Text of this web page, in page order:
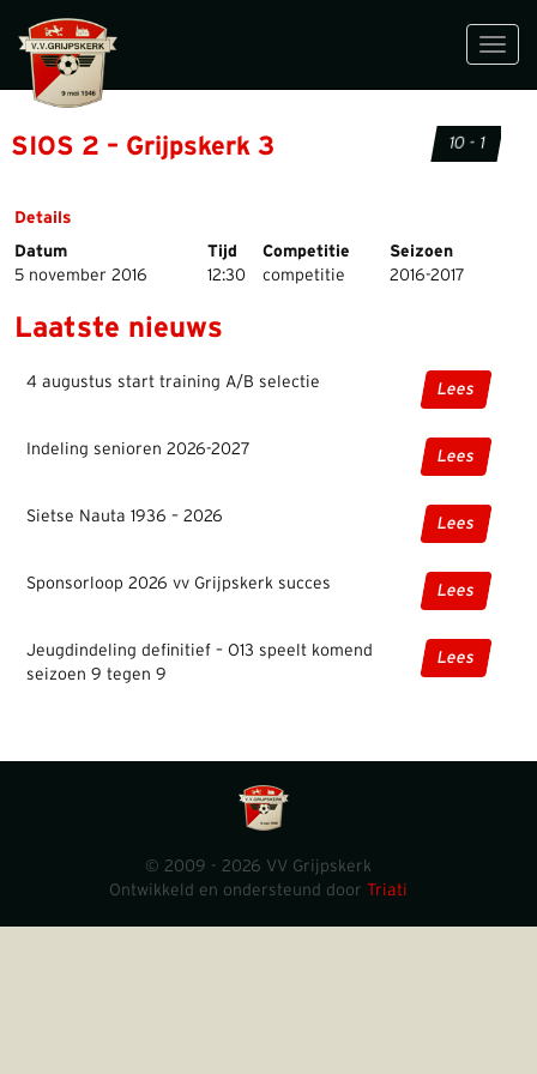
SIOS 2 – Grijpskerk 3 10 - 1
Details
Datum
Tijd Competitie
Seizoen
5 november 2016
12:30 competitie 2016-2017
Laatste nieuws
4 augustus start training A/B selectie Lees
Indeling senioren 2026-2027 Lees
Sietse Nauta 1936 – 2026 Lees
Sponsorloop 2026 vv Grijpskerk succes Lees
Jeugdindeling definitief – O13 speelt komend
seizoen 9 tegen 9
Lees
© 2009 - 2026 VV Grijpskerk
Ontwikkeld en ondersteund door Triati